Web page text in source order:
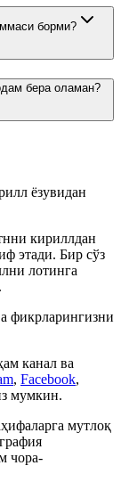
борми?
бера оламан?
ёзувидан
кириллдан
этади. Бир сўз
лотинга
фикрларингизни
канал ва
, Facebook,
мумкин.
мутлоқ
чора-